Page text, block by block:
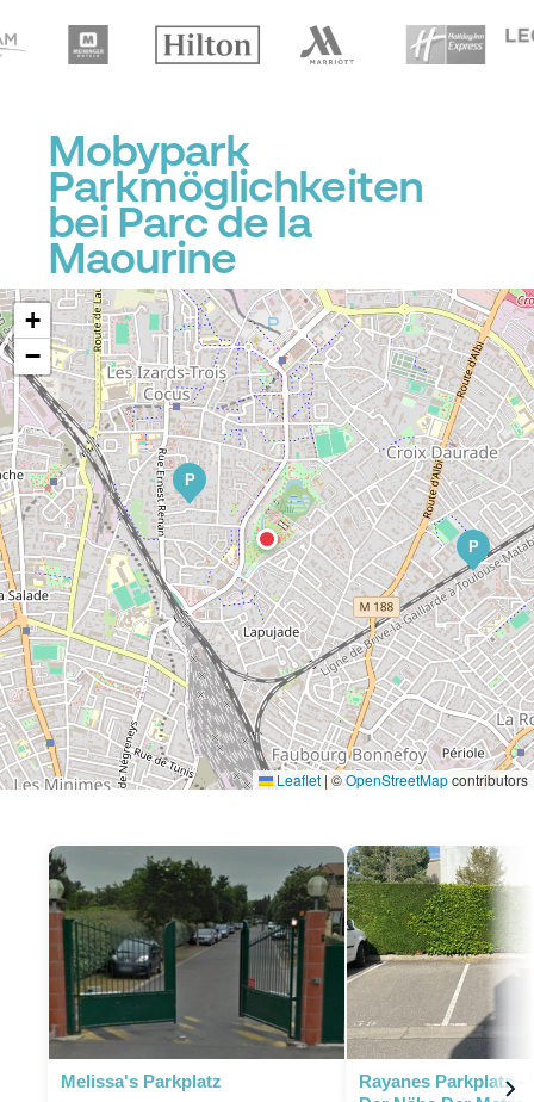
Mobypark
Parkmöglichkeiten
bei Parc de la
Maourine
P
P
P
+
−
Leaflet|©OpenStreetMapcontributors
Melissa's Parkplatz
Rayanes Parkplatz -